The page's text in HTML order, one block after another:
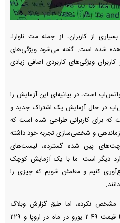
از کاربران، از جمله مت ناوارا،
شده است. گفته می‌شود ویژگی‌های
ویژگی‌های کاربردی اضافی زیادی
است، در بیانیه‌ای این آزمایش را
در حال آزمایش یک اشتراک جدید و
که برای کاربرانی طراحی شده است که
و شخصی‌سازی تجربه خود داشته
پین شده گسترده، لیست‌های
دیگر است. ما با یک آزمایش کوچک
کنیم و مطمئن شویم که چیزی را
نکرده، اما طبق گزارش وبلاگ
وابتااینفو، این طرح ممکن است با قیمت ۲.۴۹ یورو در ماه در اروپا و ۲۲۹